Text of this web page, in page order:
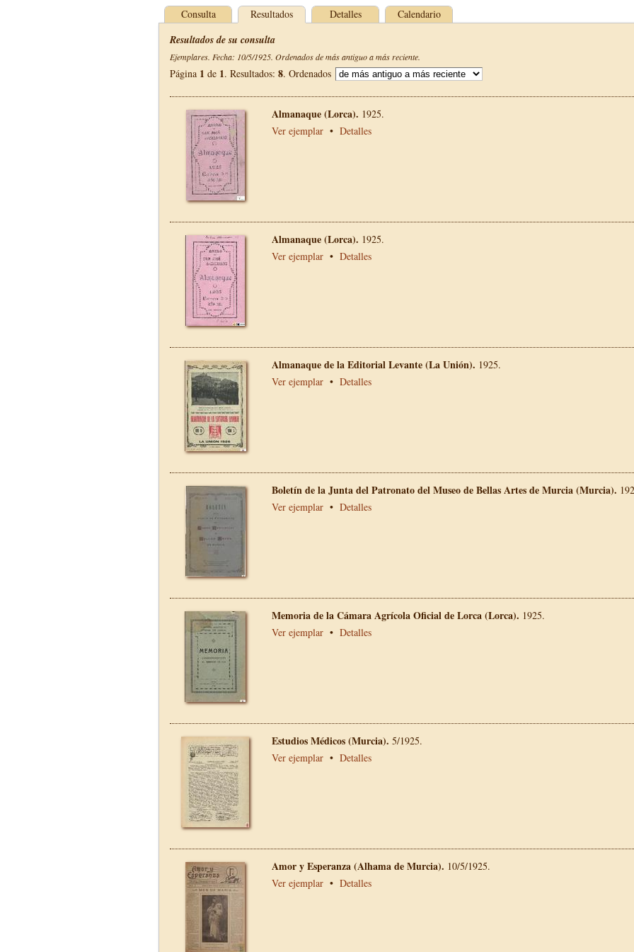
Consulta Resultados Detalles Calendario
Resultados de su consulta
Ejemplares. Fecha: 10/5/1925. Ordenados de más antiguo a más reciente.
Página 1 de 1. Resultados: 8. Ordenados
Almanaque (Lorca). 1925.
Ver ejemplar • Detalles
Almanaque (Lorca). 1925.
Ver ejemplar • Detalles
Almanaque de la Editorial Levante (La Unión). 1925.
Ver ejemplar • Detalles
Boletín de la Junta del Patronato del Museo de Bellas Artes de Murcia (Murcia).
Ver ejemplar • Detalles
Memoria de la Cámara Agrícola Oficial de Lorca (Lorca). 1925.
Ver ejemplar • Detalles
Estudios Médicos (Murcia). 5/1925.
Ver ejemplar • Detalles
Amor y Esperanza (Alhama de Murcia). 10/5/1925.
Ver ejemplar • Detalles